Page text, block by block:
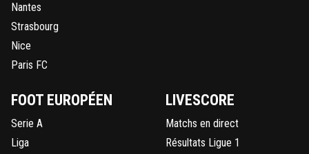
Nantes
Strasbourg
Nice
Paris FC
FOOT EUROPÉEN
Serie A
Liga
LIVESCORE
Matchs en direct
Résultats Ligue 1